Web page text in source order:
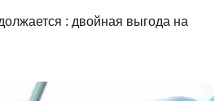
: двойная выгода на